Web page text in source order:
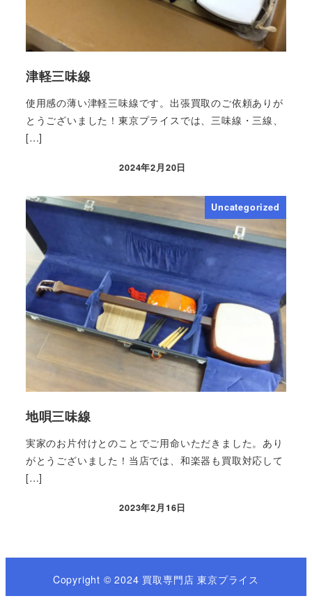
津軽三味線
使用感の薄い津軽三味線です。出張買取のご依頼ありが
とうございました！東京プライスでは、三味線・三線、
[…]
2024年2月20日
Uncategorized
地唄三味線
実家のお片付けとのことでご用命いただきました。あり
がとうございました！当店では、和楽器も買取対応して
[…]
2023年2月16日
Copyright © 2024 買取専門店 東京プライス